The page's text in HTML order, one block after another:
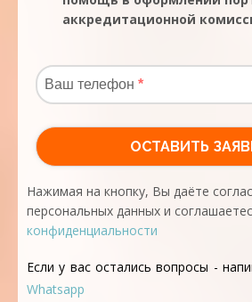
аккредитационной
Нажимая на кнопку, Вы даёте
персональных данных и
конфиденциальности
Если у вас остались вопросы -
Whatsapp